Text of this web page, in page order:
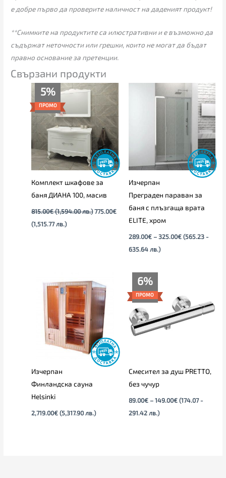
е добре първо да проверите наличност на даденият продукт!
**Снимките на продуктите са илюстративни и е възможно да
съдържат неточности или грешки, които не могат да бъдат
правно основание за претенции.
Свързани продукти
5%
ПРОМО
Комплект шкафове за
баня ДИАНА 100, масив
815.00€ (1,594.00 лв.)
Original
price
815.00€
(1,594.00
лв.).
775.00€
(1,515.77 лв.)
Текущата
цена
(1,515.77
лв.).
Изчерпан
Преграден параван за
баня с плъзгаща врата
ELITЕ, хром
289.00€ – 325.00€
range:
289.00€
through
325.00€
(565.23 -
635.64 лв.)
Изчерпан
Финландска сауна
Helsinki
2,719.00€ (5,317.90 лв.)
6%
ПРОМО
Смесител за душ PRETTO,
без чучур
89.00€ – 149.00€
through
149.00€
(174.07 -
291.42 лв.)